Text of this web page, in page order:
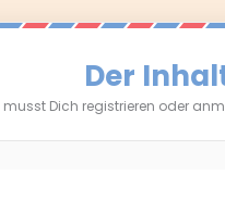
Der
musst Dich registrieren oder